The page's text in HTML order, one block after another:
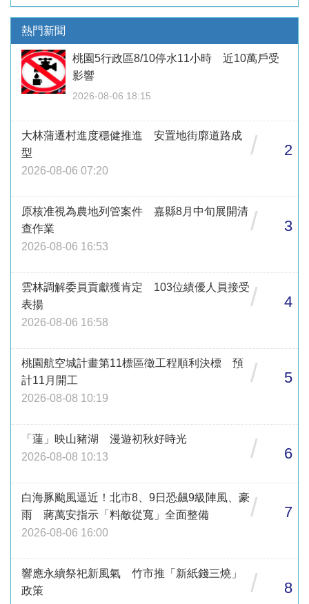
熱門新聞
桃園5行政區8/10停水11小時 近10萬戶受
影響
2026-08-06 18:15
大林蒲遷村進度穩健推進 安置地街廓道路成
型
2026-08-06 07:20
/ 2
原核准視為農地列管案件 嘉縣8月中旬展開清
查作業
2026-08-06 16:53
/ 3
雲林調解委員貢獻獲肯定 103位績優人員接受
表揚
2026-08-06 16:58
/ 4
桃園航空城計畫第11標區徵工程順利決標 預
計11月開工
2026-08-08 10:19
/ 5
「蓮」映山豬湖 漫遊初秋好時光
2026-08-08 10:13
/ 6
白海豚颱風逼近！北市8、9日恐飆9級陣風、豪
雨 蔣萬安指示「料敵從寬」全面整備
2026-08-06 16:00
/ 7
響應永續祭祀新風氣 竹市推「新紙錢三燒」
政策
/ 8